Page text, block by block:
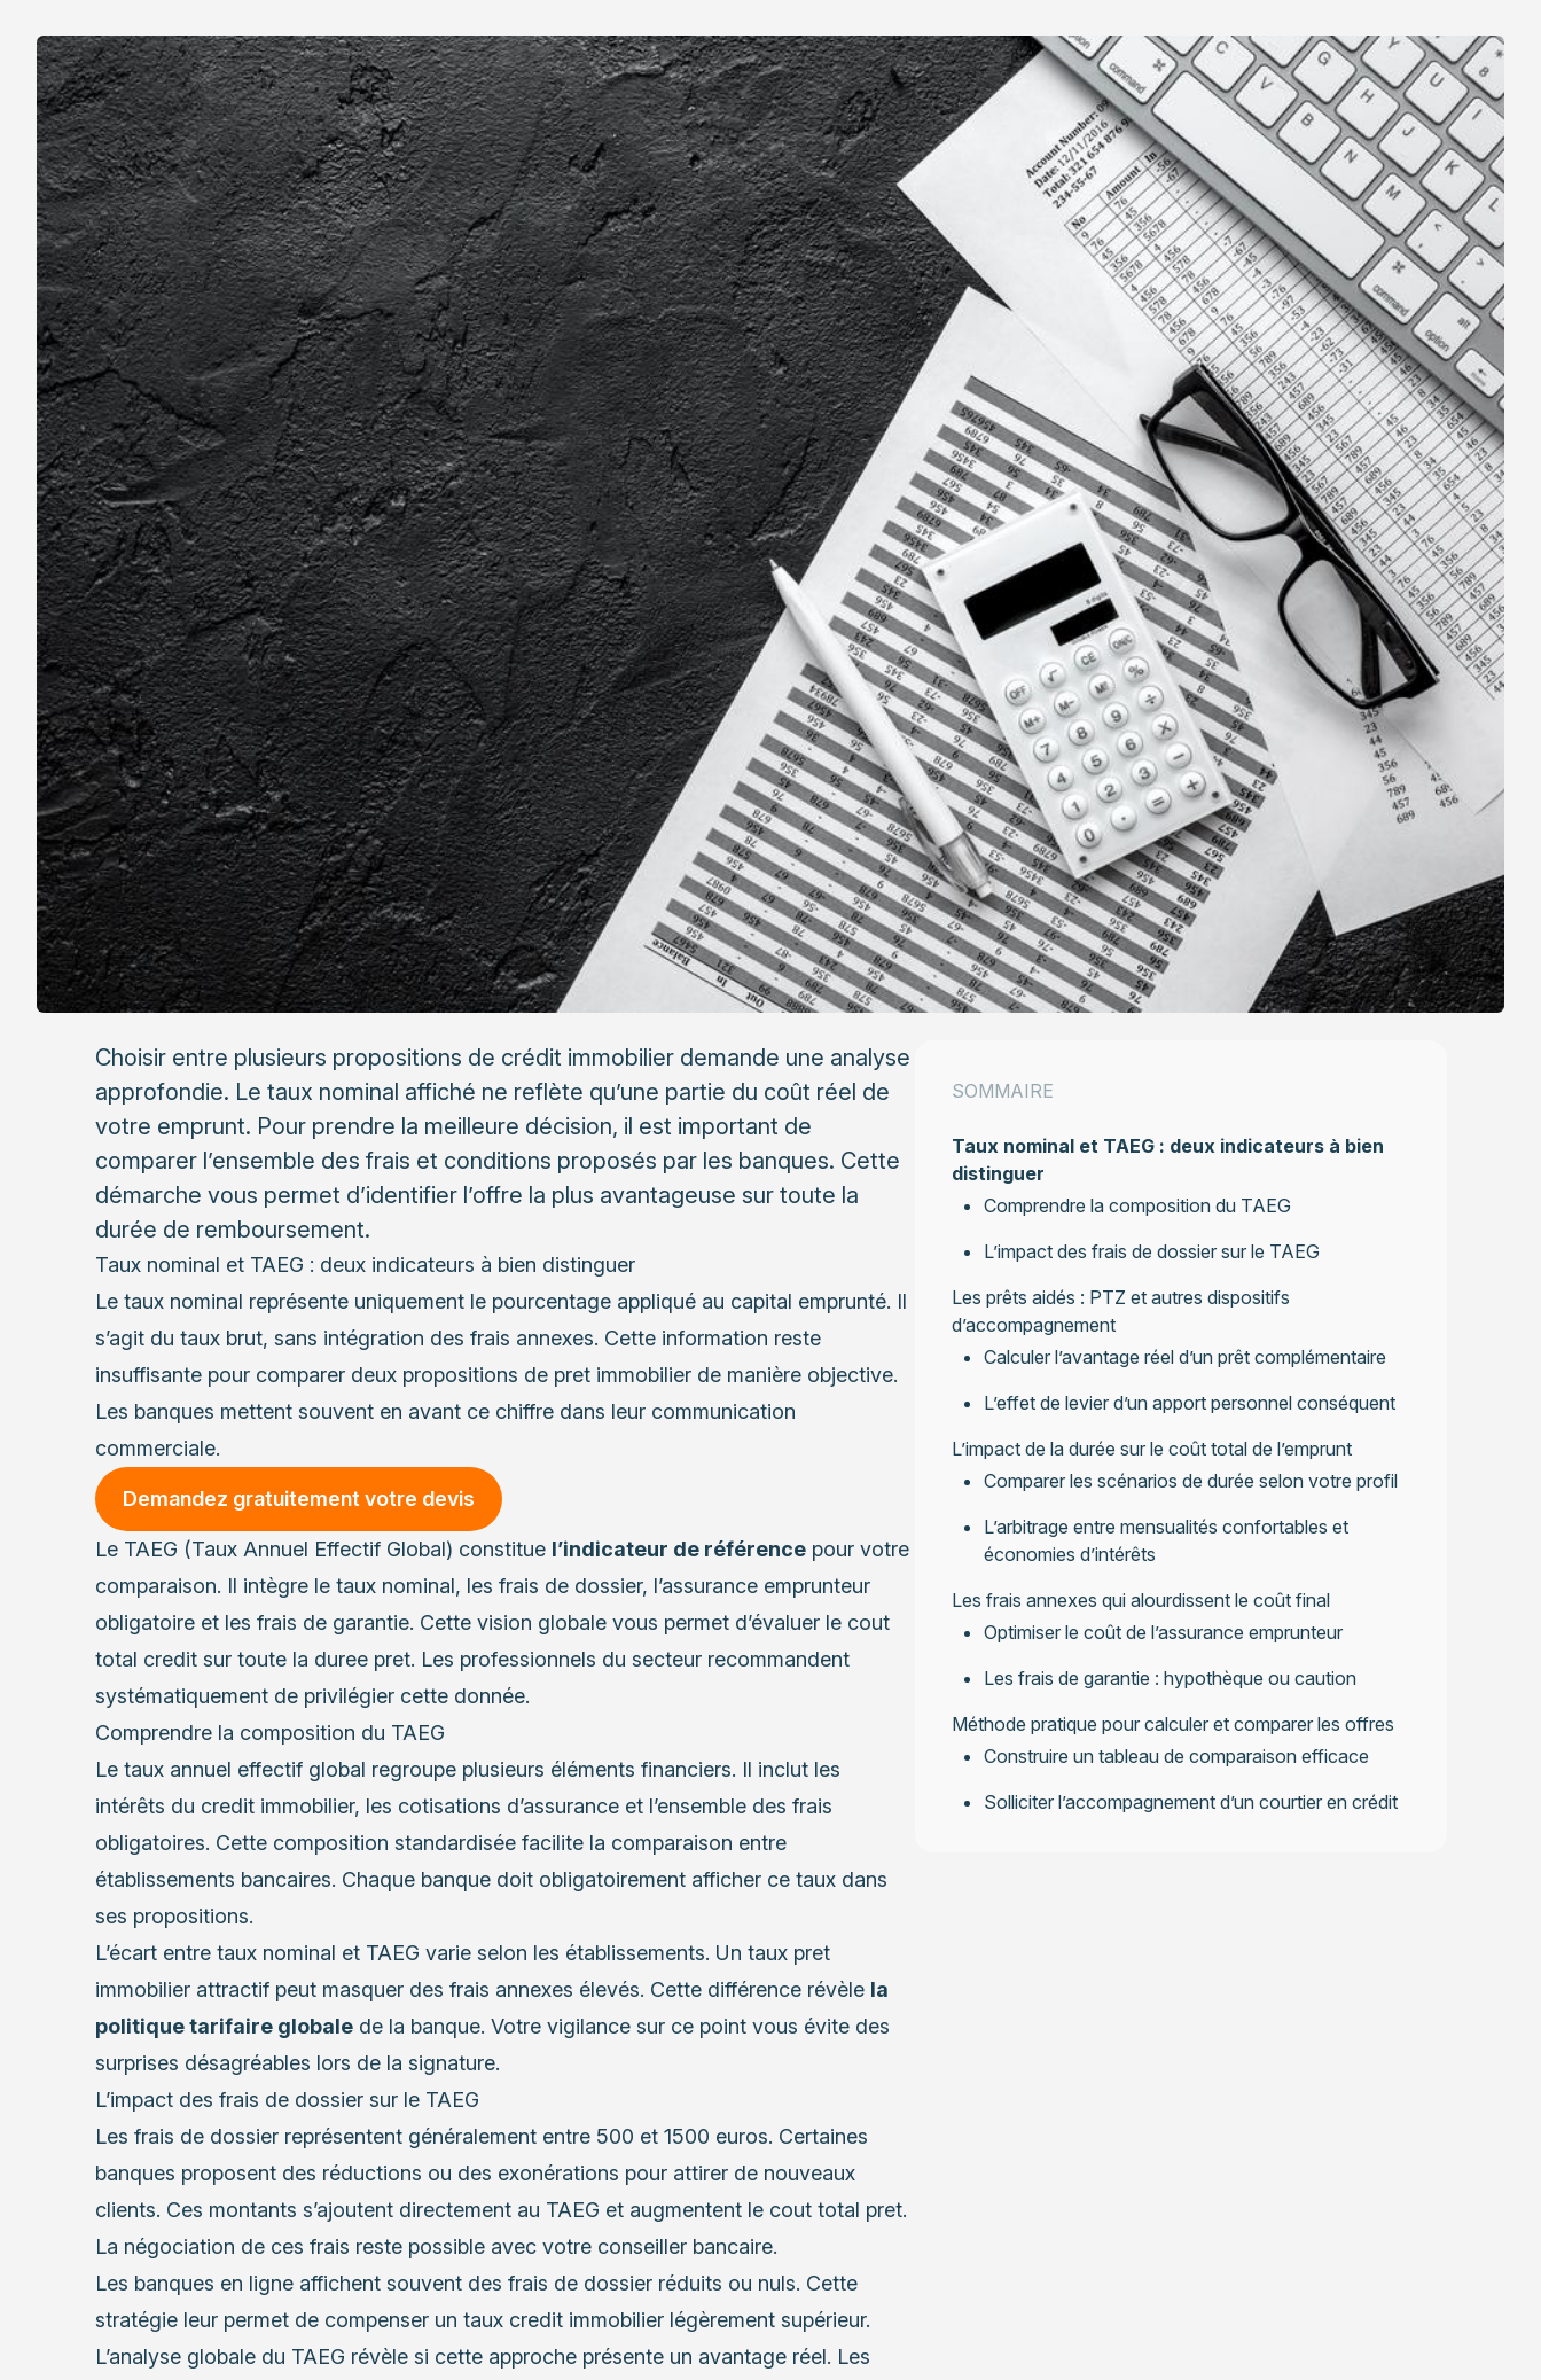
Choisir entre plusieurs propositions de crédit immobilier demande une analyse
approfondie. Le taux nominal affiché ne reflète qu’une partie du coût réel de
votre emprunt. Pour prendre la meilleure décision, il est important de
comparer l’ensemble des frais et conditions proposés par les banques. Cette
démarche vous permet d’identifier l’offre la plus avantageuse sur toute la
durée de remboursement.
Taux nominal et TAEG : deux indicateurs à bien distinguer
Le taux nominal représente uniquement le pourcentage appliqué au capital emprunté. Il
s’agit du taux brut, sans intégration des frais annexes. Cette information reste
insuffisante pour comparer deux propositions de pret immobilier de manière objective.
Les banques mettent souvent en avant ce chiffre dans leur communication
commerciale.
Demandez gratuitement votre devis
Le TAEG (Taux Annuel Effectif Global) constitue l’indicateur de référencepour votre
comparaison. Il intègre le taux nominal, les frais de dossier, l’assurance emprunteur
obligatoire et les frais de garantie. Cette vision globale vous permet d’évaluer le cout
total credit sur toute la duree pret. Les professionnels du secteur recommandent
systématiquement de privilégier cette donnée.
Comprendre la composition du TAEG
Le taux annuel effectif global regroupe plusieurs éléments financiers. Il inclut les
intérêts du credit immobilier, les cotisations d’assurance et l’ensemble des frais
obligatoires. Cette composition standardisée facilite la comparaison entre
établissements bancaires. Chaque banque doit obligatoirement afficher ce taux dans
ses propositions.
L’écart entre taux nominal et TAEG varie selon les établissements. Un taux pret
immobilier attractif peut masquer des frais annexes élevés. Cette différence révèle la
politique tarifaire globalede la banque. Votre vigilance sur ce point vous évite des
surprises désagréables lors de la signature.
L’impact des frais de dossier sur le TAEG
Les frais de dossier représentent généralement entre 500 et 1500 euros. Certaines
banques proposent des réductions ou des exonérations pour attirer de nouveaux
clients. Ces montants s’ajoutent directement au TAEG et augmentent le cout total pret.
La négociation de ces frais reste possible avec votre conseiller bancaire.
Les banques en ligne affichent souvent des frais de dossier réduits ou nuls. Cette
stratégie leur permet de compenser un taux credit immobilier légèrement supérieur.
L’analyse globale du TAEG révèle si cette approche présente un avantage réel. Les
SOMMAIRE
Taux nominal et TAEG : deux indicateurs à bien
distinguer
Comprendre la composition du TAEG
L’impact des frais de dossier sur le TAEG
Les prêts aidés : PTZ et autres dispositifs
d’accompagnement
Calculer l’avantage réel d’un prêt complémentaire
L’effet de levier d’un apport personnel conséquent
L’impact de la durée sur le coût total de l’emprunt
Comparer les scénarios de durée selon votre profil
L’arbitrage entre mensualités confortables et
économies d’intérêts
Les frais annexes qui alourdissent le coût final
Optimiser le coût de l’assurance emprunteur
Les frais de garantie : hypothèque ou caution
Méthode pratique pour calculer et comparer les offres
Construire un tableau de comparaison efficace
Solliciter l’accompagnement d’un courtier en crédit